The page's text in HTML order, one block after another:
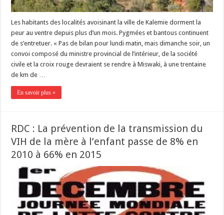
Les habitants des localités avoisinant la ville de Kalemie dorment la
peur au ventre depuis plus d’un mois. Pygmées et bantous continuent
de s’entretuer. « Pas de bilan pour lundi matin, mais dimanche soir, un
convoi composé du ministre provincial de l’intérieur, de la société
civile et la croix rouge devraient se rendre à Miswaki, à une trentaine
de km de …
En savoir plus »
RDC : La prévention de la transmission du
VIH de la mère à l’enfant passe de 8% en
2010 à 66% en 2015